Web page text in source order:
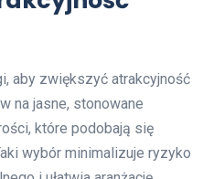
aby zwiększyć atrakcyjność
na jasne, stonowane
które podobają się
wybór minimalizuje ryzyko